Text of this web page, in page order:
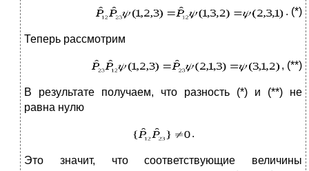
. (*)
Теперь рассмотрим
, (**)
В результате получаем, что разность (*) и (**) не
равна нулю
.
Это значит, что соответствующие величины